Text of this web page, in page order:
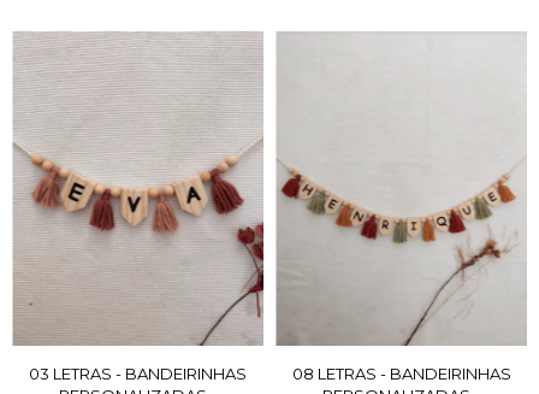
03 LETRAS - BANDEIRINHAS
08 LETRAS - BANDEIRINHAS